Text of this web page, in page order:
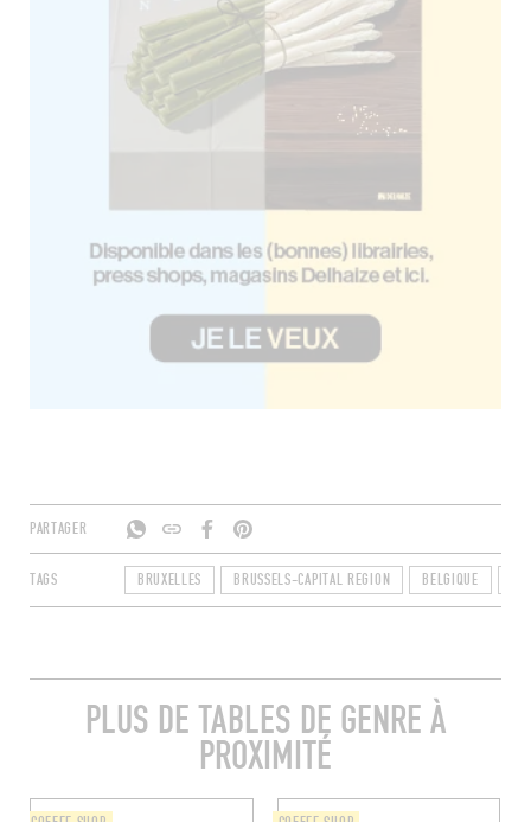
PARTAGER
TAGS BRUXELLES BRUSSELS-CAPITAL REGION BELGIQUE
PLUS DE TABLES DE GENRE À
PROXIMITÉ